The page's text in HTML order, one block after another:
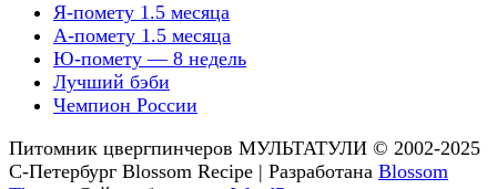
Я-помету 1.5 месяца
А-помету 1.5 месяца
Ю-помету — 8 недель
Лучший бэби
Чемпион России
Питомник цвергпинчеров МУЛЬТАТУЛИ © 2002-2025
С-Петербург Blossom Recipe | Разработана Blossom